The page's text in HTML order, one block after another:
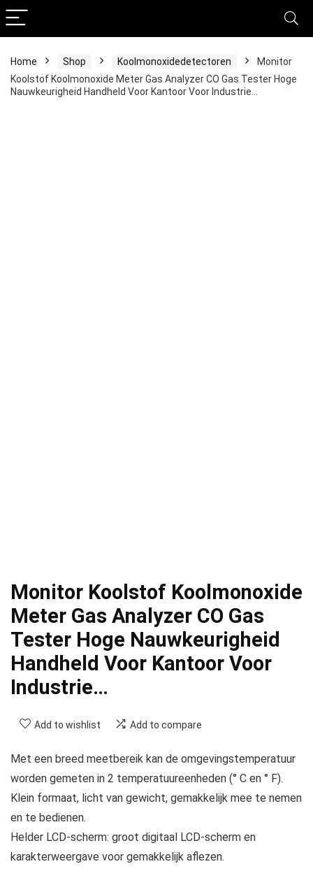
Home Shop Koolmonoxidedetectoren
Monitor
Koolstof Koolmonoxide Meter Gas Analyzer CO Gas Tester Hoge
Nauwkeurigheid Handheld Voor Kantoor Voor Industrie…
Monitor Koolstof Koolmonoxide
Meter Gas Analyzer CO Gas
Tester Hoge Nauwkeurigheid
Handheld Voor Kantoor Voor
Industrie…
Add to wishlist Add to compare
Met een breed meetbereik kan de omgevingstemperatuur
worden gemeten in 2 temperatuureenheden (° C en ° F).
Klein formaat, licht van gewicht, gemakkelijk mee te nemen
en te bedienen.
Helder LCD-scherm: groot digitaal LCD-scherm en
karakterweergave voor gemakkelijk aflezen.